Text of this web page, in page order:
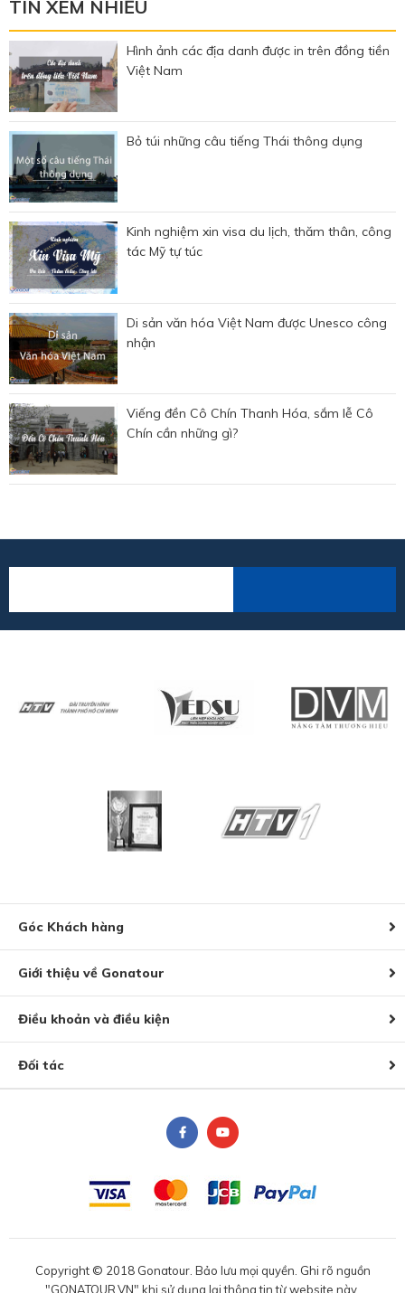
TIN XEM NHIỀU
Hình ảnh các địa danh được in trên đồng tiền
Việt Nam
Bỏ túi những câu tiếng Thái thông dụng
Kinh nghiệm xin visa du lịch, thăm thân, công
tác Mỹ tự túc
Di sản văn hóa Việt Nam được Unesco công
nhận
Viếng đền Cô Chín Thanh Hóa, sắm lễ Cô
Chín cần những gì?
Góc Khách hàng
Giới thiệu về Gonatour
Điều khoản và điều kiện
Đối tác
Copyright © 2018 Gonatour. Bảo lưu mọi quyền. Ghi rõ nguồn
"GONATOUR.VN" khi sử dụng lại thông tin từ website này.